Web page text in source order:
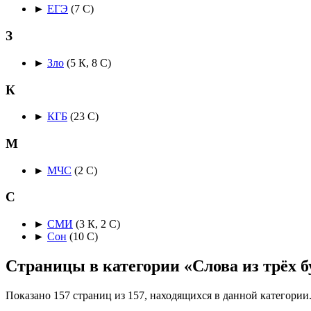
► ЕГЭ (7 С)
З
► Зло (5 К, 8 С)
К
► КГБ (23 С)
М
► МЧС (2 С)
С
► СМИ (3 К, 2 С)
► Сон (10 С)
Страницы в категории «Слова из трёх
Показано 157 страниц из 157, находящихся в данной категории.